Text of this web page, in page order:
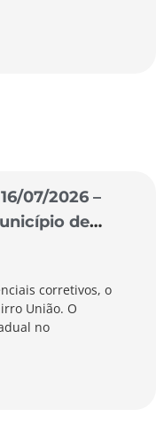
07/2026 –
de
corretivos, o
União. O
no